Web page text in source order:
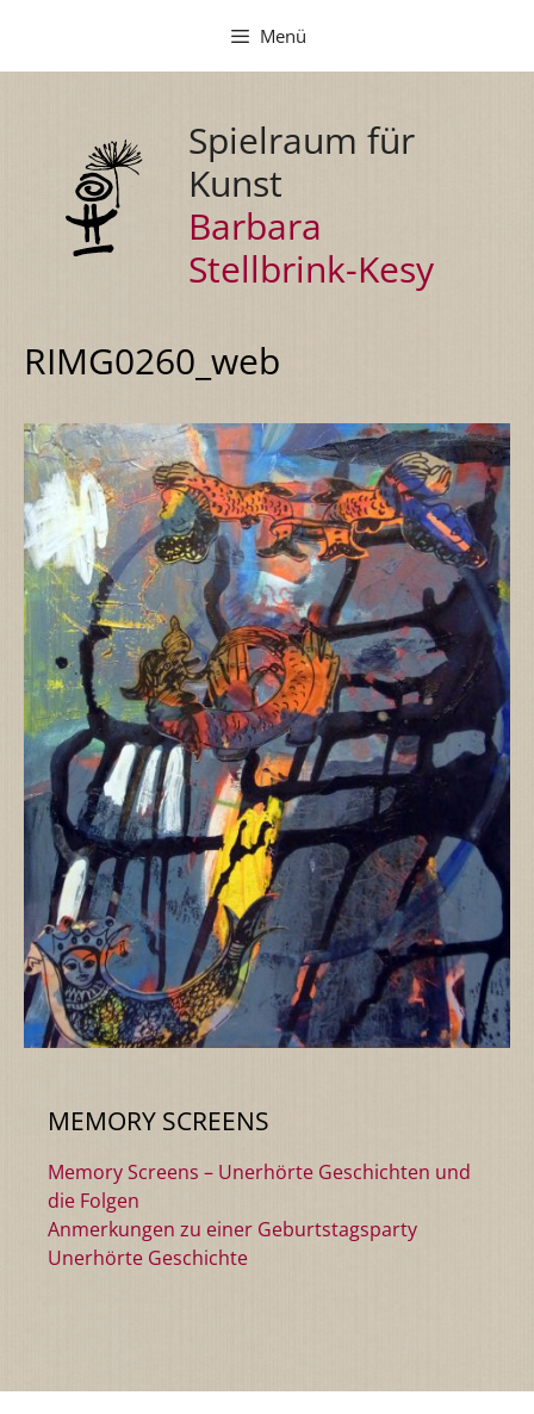
springen
Menü
Spielraum für
Kunst
Barbara
Stellbrink-Kesy
RIMG0260_web
MEMORY SCREENS
Memory Screens – Unerhörte Geschichten und
die Folgen
Anmerkungen zu einer Geburtstagsparty
Unerhörte Geschichte